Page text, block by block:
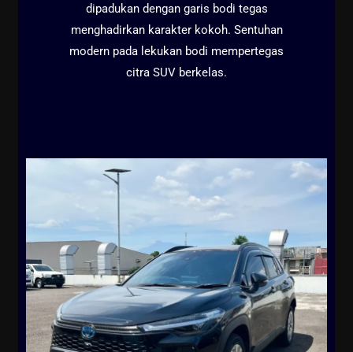
dipadukan dengan garis bodi tegas
menghadirkan karakter kokoh. Sentuhan
modern pada lekukan bodi mempertegas
citra SUV berkelas.